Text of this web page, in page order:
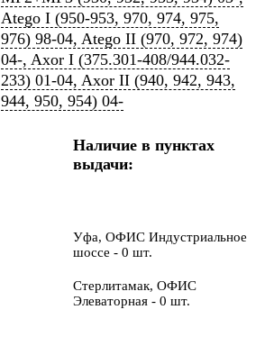
Atego I (950-953, 970, 974, 975,
976) 98-04, Atego II (970, 972, 974)
04-, Axor I (375.301-408/944.032-
233) 01-04, Axor II (940, 942, 943,
944, 950, 954) 04-
Наличие в пунктах
выдачи:
Уфа, ОФИС Индустриальное
шоссе - 0 шт.
Стерлитамак, ОФИС
Элеваторная - 0 шт.